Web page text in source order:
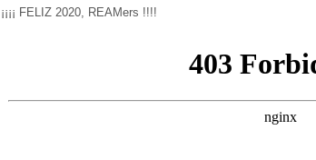
¡¡¡¡ FELIZ 2020, REAMers !!!!